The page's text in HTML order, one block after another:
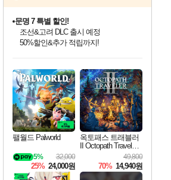
최대 90% 할인가를 만나보세요!
네이버혜택과 함께 만나보세요!
문명 7 특별 할인!
조선&고려 DLC 출시 예정
50%할인&추가 적립까지!
네이버 포인트 혜택까지!
이니&베니 혜택까지!
네이버 혜택가와 함께 예약하세요!
할인&네이버혜택으로 만나보세요!
네이버페이 혜택과 만나보세요!
40주년 프로모션으로 만나보세요!
할인가에 만나보세요!
일부 에디션 상시 할인!
혜택으로 예약 판매 중
편안하게 충전하세요
팰월드 Palworld
32,000
5%
25% 24,000원
옥토패스 트래블러
II Octopath Traveler I
49,800
70% 14,940원